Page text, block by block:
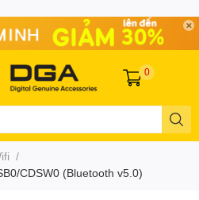
0
/
CDSW0 (Bluetooth v5.0)